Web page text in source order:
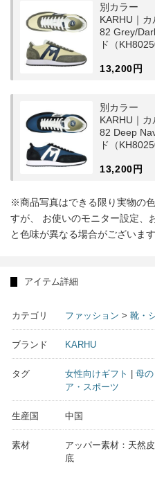
別カラー
KARHU｜
82 Grey/
ド（
13,200円
別カラー
KARHU｜
82 Deep
ド（
13,200円
※商品写真はできる限り実物の
すが、 お使いのモニター設定、
と色味が異なる場合がございます
アイテム詳細
カテゴリ ファッション > 靴・
ブランド KARHU
タグ 女性向けギフト 母の
ア・スポーツ
生産国 中国
素材
アッパー素材：天然
底